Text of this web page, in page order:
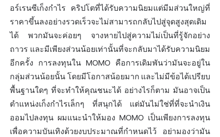
อร์เรนซีเก็งกำไร คริปโตที่ได้รับความนิยมแต่มีมส่วนใหญ่ที่
ราคาขึ้นลงอย่างรวดเร็วจะไม่สามารถกลับไปสู่จุดสูงสุดเดิม
ได้ พวกมันจะค่อยๆ จางหายไปสู่ความไม่เป็นที่รู้จักอย่าง
ถาวร และมีเพียงส่วนน้อยเท่านั้นที่จะกลับมาได้รับความนิยม
อีกครั้ง การลงทุนใน MOMO คือการเดิมพันว่ามันจะอยู่ใน
กลุ่มส่วนน้อยนั้น โดยมีโอกาสน้อยมาก และไม่มีข้อได้เปรียบ
พื้นฐานใดๆ ที่จะทำให้คุณชนะได้ อย่างไรก็ตาม มันอาจเป็น
ตำแหน่งเก็งกำไรเล็กๆ ที่สนุกได้ แต่มันไม่ใช่ที่ที่จะนำเงิน
ออมไปลงทุน ผมแนะนำให้มอง MOMO เป็นเพียงการลงทุน
เพื่อความบันเทิงด้วยงบประมาณที่กำหนดไว้ อย่ามองว่ามัน